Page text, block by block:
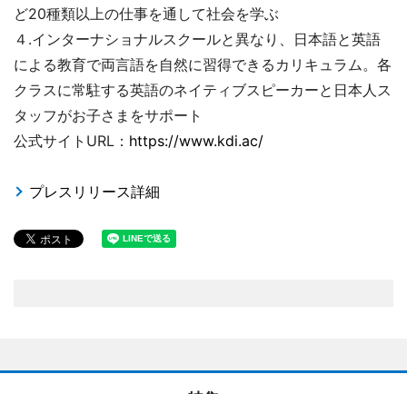
ど20種類以上の仕事を通して社会を学ぶ
４.インターナショナルスクールと異なり、日本語と英語
による教育で両言語を自然に習得できるカリキュラム。各
クラスに常駐する英語のネイティブスピーカーと日本人ス
タッフがお子さまをサポート
公式サイトURL： https://www.kdi.ac/
プレスリリース詳細